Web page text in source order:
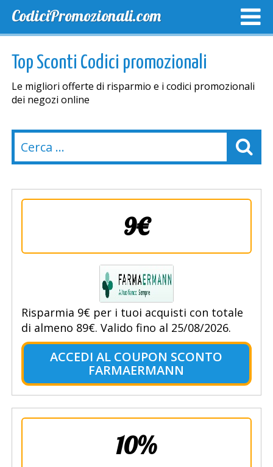
CodiciPromozionali.com
Top Sconti Codici promozionali
Le migliori offerte di risparmio e i codici promozionali
dei negozi online
9€
Risparmia 9€ per i tuoi acquisti con totale
di almeno 89€. Valido fino al 25/08/2026.
ACCEDI AL COUPON SCONTO
FARMAERMANN
10%